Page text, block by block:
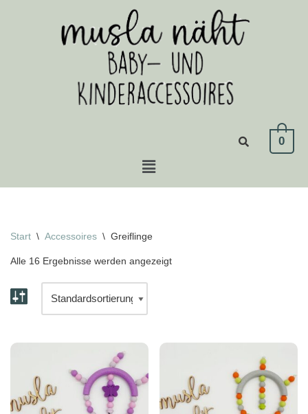
0
Start \ Accessoires \ Greiflinge
Alle 16 Ergebnisse werden angezeigt